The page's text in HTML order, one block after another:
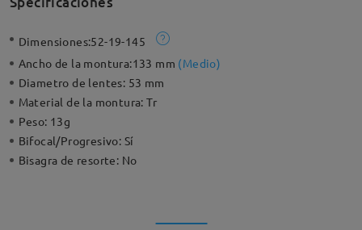
Dimensiones:52-19-145
Ancho de la montura:133 mm (Medio)
Diametro de lentes: 53 mm
Material de la montura:Tr
Peso: 13g
Bifocal/Progresivo: Sí
Bisagra de resorte: No